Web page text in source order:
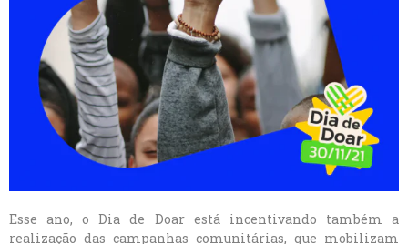
Esse ano, o Dia de Doar está incentivando também a
realização das campanhas comunitárias, que mobilizam